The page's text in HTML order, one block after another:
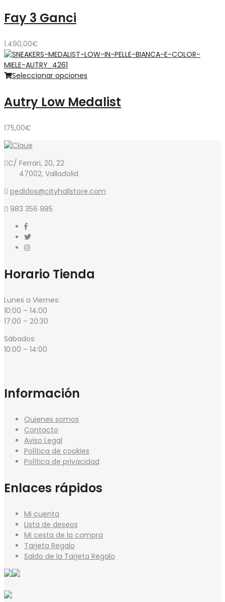
Fay 3 Ganci
1.490,00€
Seleccionar opciones
Autry Low Medalist
175,00€
C/ Ferrari, 20, 22
47002, Valladolid
pedidos@cityhallstore.com
983 356 985
Horario Tienda
Lunes a Viernes:
10:00 – 14:00
17:00 – 20:30
Sábados:
10:00 – 14:00
Información
Quienes somos
Contacto
Aviso Legal
Política de cookies
Política de privacidad
Enlaces rápidos
Mi cuenta
Lista de deseos
Mi cesta de la compra
Tarjeta Regalo
Saldo de la Tarjeta Regalo